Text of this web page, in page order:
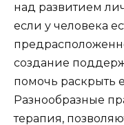
над развитием
если у человека
создание
помочь раскрыть
Разнообразные
терапия,